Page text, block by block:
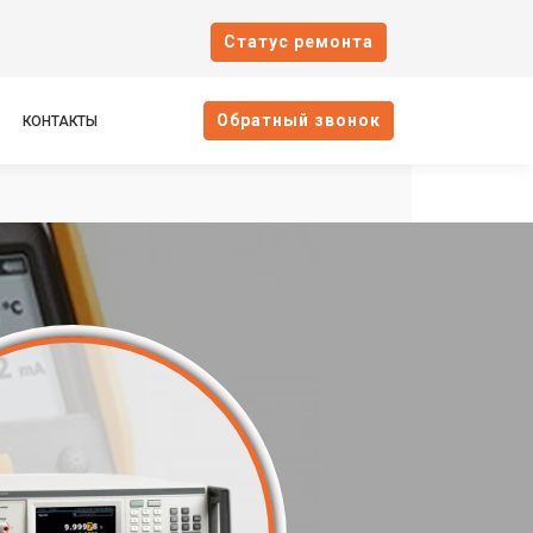
Cтатус ремонта
КОНТАКТЫ Oбратный звонок